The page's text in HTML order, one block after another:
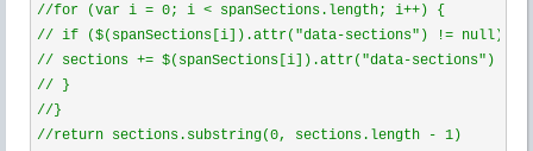
//for (var i = 0; i < spanSections.length; i++) {
// if ($(spanSections[i]).attr("data-sections") != null) {
// sections += $(spanSections[i]).attr("data-sections") +
// }
// }
//return sections.substring(0, sections.length - 1)